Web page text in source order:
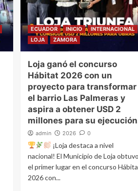
ECUADOR INICIO
INTERNACIONAL
LOJA
ZAMORA
Loja ganó el concurso
Hábitat 2026 con un
proyecto para transformar
el barrio Las Palmeras y
aspira a obtener USD 2
millones para su
admin 2026 0
¡Loja destaca a nivel
nacional! El Municipio de Loja obtuvo
el primer lugar en el concurso
2026 con...